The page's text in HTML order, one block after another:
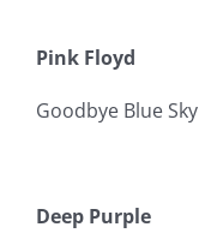
Pink Floyd
Goodbye Blue Sky
Deep Purple